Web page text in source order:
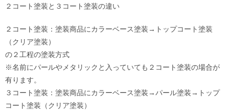
２コート塗装と３コート塗装の違い
２コート塗装：塗装商品にカラーベース塗装→トップコート塗装
（クリア塗装）
の２工程の塗装方式
※名前にパールやメタリックと入っていても２コート塗装の場合が
有ります。
３コート塗装：塗装商品にカラーベース塗装→パール塗装→トップ
コート塗装（クリア塗装）